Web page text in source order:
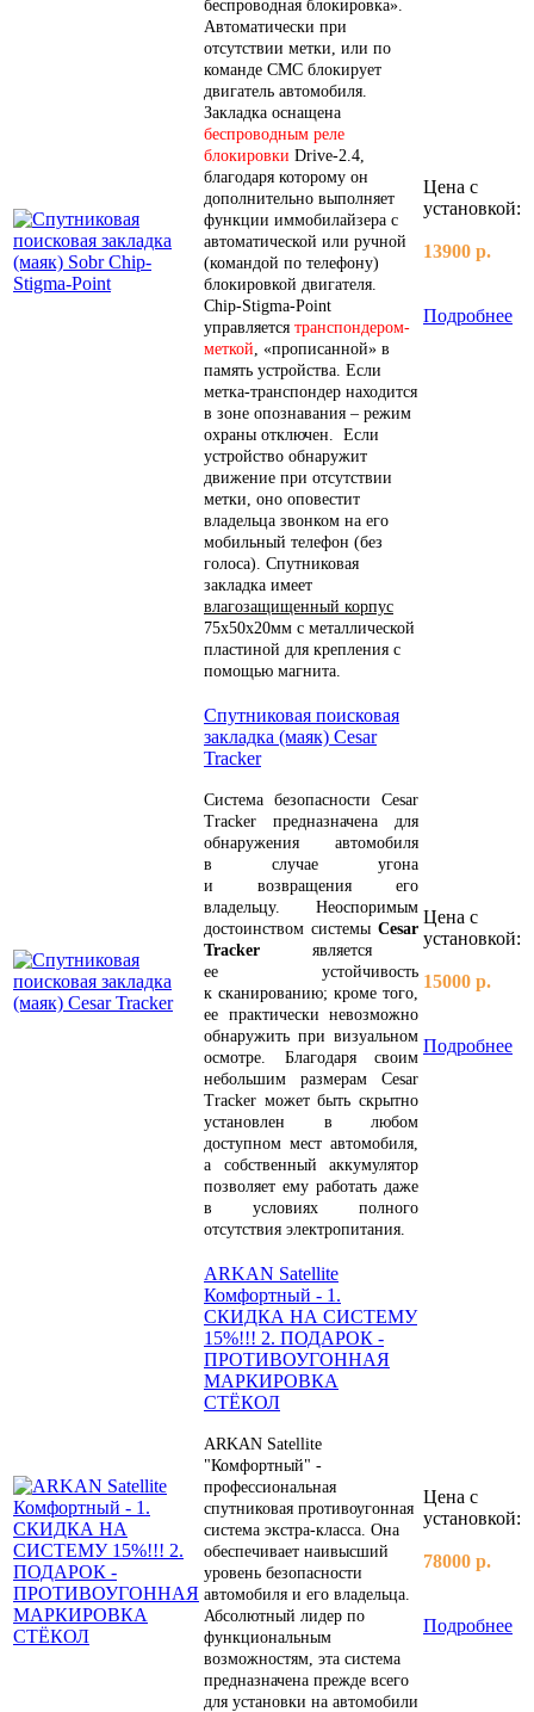
беспроводная блокировка».
Автоматически при
отсутствии метки, или по
команде СМС блокирует
двигатель автомобиля.
Закладка оснащена
беспроводным реле
блокировки Drive-2.4,
благодаря которому он
дополнительно выполняет
функции иммобилайзера с
автоматической или ручной
(командой по телефону)
блокировкой двигателя.
Chip-Stigma-Point
управляется транспондером-
меткой , «прописанной» в
память устройства. Если
метка-транспондер находится
в зоне опознавания – режим
охраны отключен. Если
устройство обнаружит
движение при отсутствии
метки, оно оповестит
владельца звонком на его
мобильный телефон (без
голоса). Cпутниковая
закладка имеет
влагозащищенный корпус
75х50х20мм с металлической
пластиной для крепления с
помощью магнита.
Цена с
установкой:
13900 р.
Подробнее
Спутниковая поисковая
закладка (маяк) Cesar
Tracker
Система безопасности Cesar
Tracker предназначена для
обнаружения автомобиля
в случае угона
и возвращения его
владельцу. Неоспоримым
достоинством системы Cesar
Tracker
является
ее устойчивость
к сканированию; кроме того,
ее практически невозможно
обнаружить при визуальном
осмотре. Благодаря своим
небольшим размерам Cesar
Tracker может быть скрытно
установлен в любом
доступном мест автомобиля,
а собственный аккумулятор
позволяет ему работать даже
в условиях полного
отсутствия электропитания.
Цена с
установкой:
15000 р.
Подробнее
ARKAN Satellite
Комфортный - 1.
СКИДКА НА СИСТЕМУ
15%!!! 2. ПОДАРОК -
ПРОТИВОУГОННАЯ
МАРКИРОВКА
СТЁКОЛ
ARKAN Satellite
"Комфортный" -
профессиональная
спутниковая противоугонная
система экстра-класса. Она
обеспечивает наивысший
уровень безопасности
автомобиля и его владельца.
Абсолютный лидер по
функциональным
возможностям, эта система
предназначена прежде всего
для установки на автомобили
Цена с
установкой:
78000 р.
Подробнее